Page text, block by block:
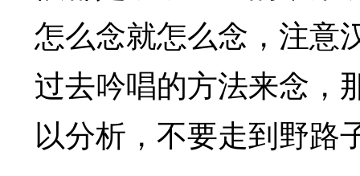
怎么念就怎么念，注意
过去吟唱的方法来念，
以分析，不要走到野路